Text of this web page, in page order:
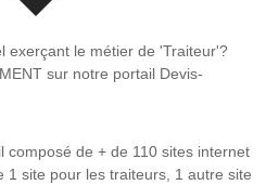
exerçant le métier de 'Traiteur'?
sur notre portail Devis-
composé de + de 110 sites internet
1 site pour les traiteurs, 1 autre site